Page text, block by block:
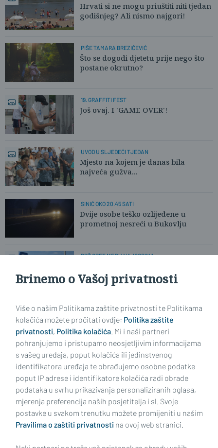
Hrvati si ne mogu priuštiti niti tjedan
godišnjeg? Ali nismo najgori!
PIŠE TAMARA BREZIČEVIĆ
Što se dogodi djetetu prije nego što
postane okrutno?
19. GRAFFITI FEST
Još ovaj. I 'GAME OVER'!
UVOD U SLJEDEĆI TJEDAN
Mjesto na kojem je danas bila
najveća gužva...
SINIĆ OKO 20.45 SATI
Dvije osobe teško ozlijeđene u
prometnoj nesreći u Bukovlju
BPŽ OPET MEĐU NAJGORIMA
'pojede' jedno punjenje spremnika?
NOVI DETALJI SMRTI NA JELASU
Uhićena ženska osoba. Svemu
prethodila svađa?
Impressum Uvjeti korištenja Politika privatnosti
Politika kolačića Kontakt Pritužbe Suradnici
Brinemo o Vašoj privatnosti
Više o našim Politikama zaštite privatnosti te Politikama
kolačića možete pročitati ovdje: Politika zaštite
privatnosti, Politika kolačića. Mi i naši partneri
pohranjujemo i pristupamo neosjetljivim informacijama
s vašeg uređaja, poput kolačića ili jedinstvenog
identifikatora uređaja te obrađujemo osobne podatke
poput IP adrese i identifikatore kolačića radi obrade
podataka u svrhu prikazivanja personaliziranih oglasa,
mjerenja preferencija naših posjetitelja i sl. Svoje
postavke u svakom trenutku možete promijeniti u našim
Pravilima o zaštiti privatnosti na ovoj web stranici.